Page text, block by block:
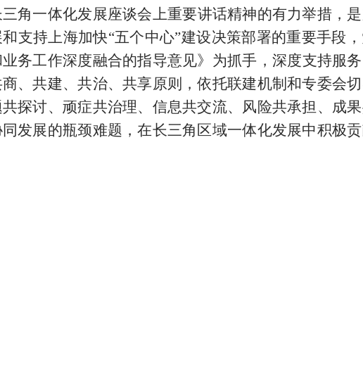
角一体化发展座谈会上重要讲话精神的有力举措，
支持上海加快“五个中心”建设决策部署的重要手段
务工作深度融合的指导意见》为抓手， 深度支持服
、共建、共治、共享原则，依托联建机制和专委会
探讨、顽症共治理、信息共交流、风险共承担、成
发展的瓶颈难题，在长三角区域一体化发展中积极